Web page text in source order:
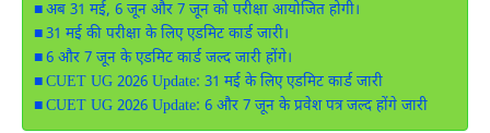
अब 31 मई, 6 जून और 7 जून को परीक्षा आयोजित होगी।
31 मई की परीक्षा के लिए एडमिट कार्ड जारी।
6 और 7 जून के एडमिट कार्ड जल्द जारी होंगे।
CUET UG 2026 Update: 31 मई के लिए एडमिट कार्ड जारी
CUET UG 2026 Update: 6 और 7 जून के प्रवेश पत्र जल्द होंगे जारी